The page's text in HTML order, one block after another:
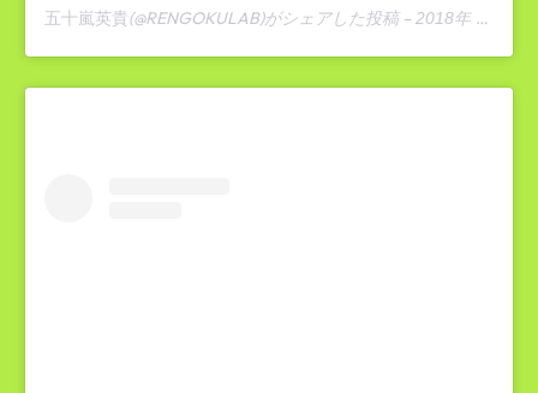
五十嵐英貴 (@RENGOKULAB)がシェアした投稿 –2018年 2月月28日午後1時04分PST